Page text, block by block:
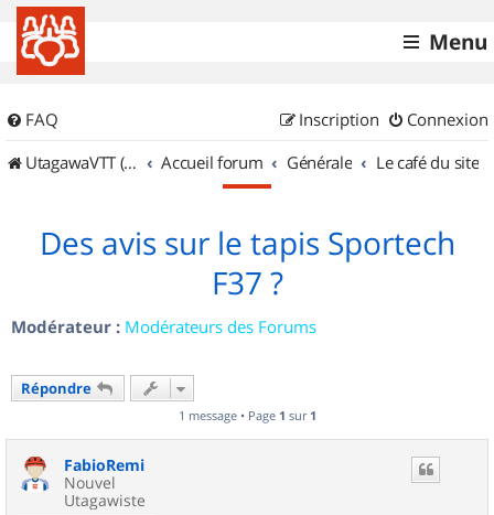
Menu
FAQ Connexion
Inscription
UtagawaVTT (Randos VTT et VTTAE avec traces GPS)
Accueil forum Générale Le café du site
Des avis sur le tapis Sportech
F37 ?
Modérateur : Modérateurs des Forums
Répondre
1 message • Page 1 sur 1
FabioRemi
Nouvel
Utagawiste